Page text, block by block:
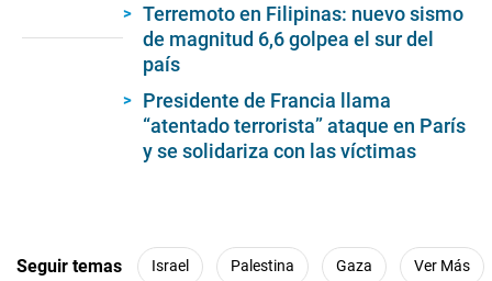
Terremoto en Filipinas: nuevo sismo
de magnitud 6,6 golpea el sur del
país
Presidente de Francia llama
“atentado terrorista” ataque en París
y se solidariza con las víctimas
Seguir temas Israel Palestina Gaza Ver Más